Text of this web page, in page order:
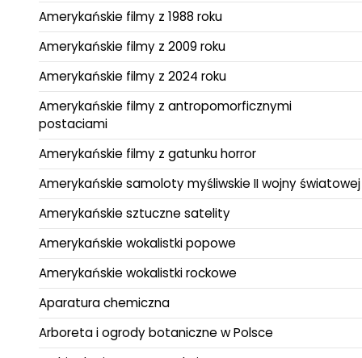
Amerykańskie filmy z 1988 roku
Amerykańskie filmy z 2009 roku
Amerykańskie filmy z 2024 roku
Amerykańskie filmy z antropomorficznymi
postaciami
Amerykańskie filmy z gatunku horror
Amerykańskie samoloty myśliwskie II wojny światowej
Amerykańskie sztuczne satelity
Amerykańskie wokalistki popowe
Amerykańskie wokalistki rockowe
Aparatura chemiczna
Arboreta i ogrody botaniczne w Polsce